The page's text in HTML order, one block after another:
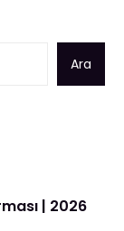
Ara
| 2026